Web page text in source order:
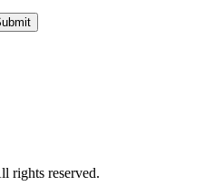
rights reserved.